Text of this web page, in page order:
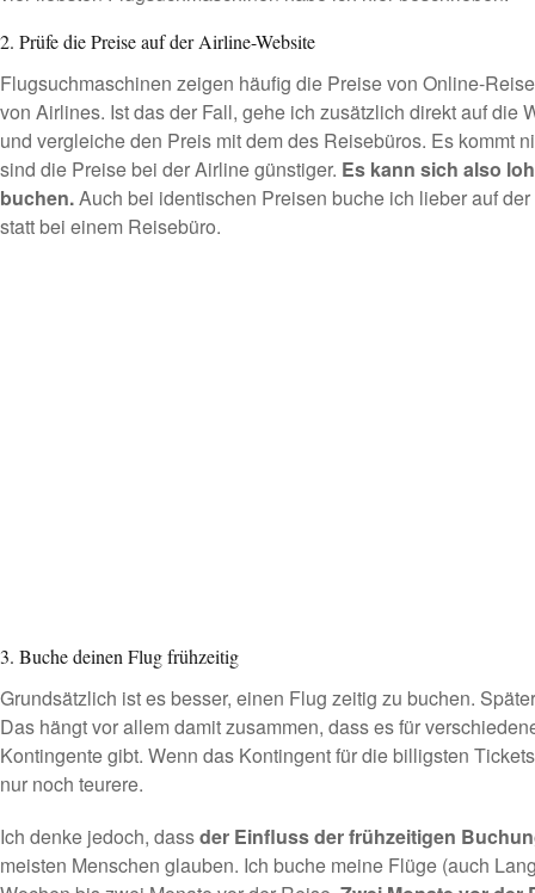
2. Prüfe die Preise auf der Airline-Website
Flugsuchmaschinen zeigen häufig die Preise von Online-
von Airlines. Ist das der Fall, gehe ich zusätzlich direkt auf die
und vergleiche den Preis mit dem des Reisebüros. Es kommt
sind die Preise bei der Airline günstiger. Es kann sich also
buchen.Auch bei identischen Preisen buche ich lieber auf
statt bei einem Reisebüro.
3. Buche deinen Flug frühzeitig
Grundsätzlich ist es besser, einen Flug zeitig zu buchen.
Das hängt vor allem damit zusammen, dass es für
Kontingente gibt. Wenn das Kontingent für die billigsten
nur noch teurere.
Ich denke jedoch, dassder Einfluss der frühzeitigen
meisten Menschen glauben. Ich buche meine Flüge (auch